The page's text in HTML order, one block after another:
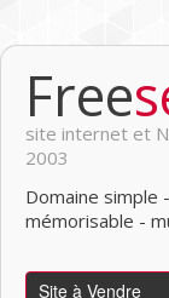
Free
site internet et
2003
Domaine simple
mémorisable -